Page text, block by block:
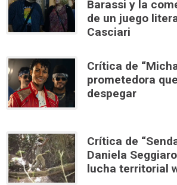
Barassi y la
de un juego
Casciari
Crítica de
prometedora
despegar
Crítica de
Daniela
lucha territorial